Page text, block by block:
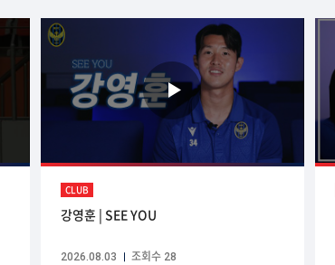
CLUB
강영훈 | SEE YOU
2026.08.03 조회수 28